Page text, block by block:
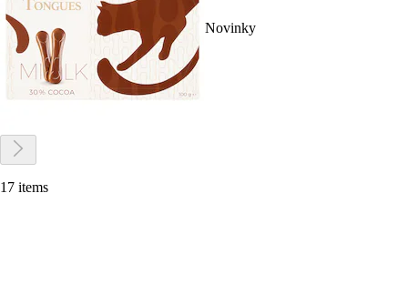
Novinky
17 items